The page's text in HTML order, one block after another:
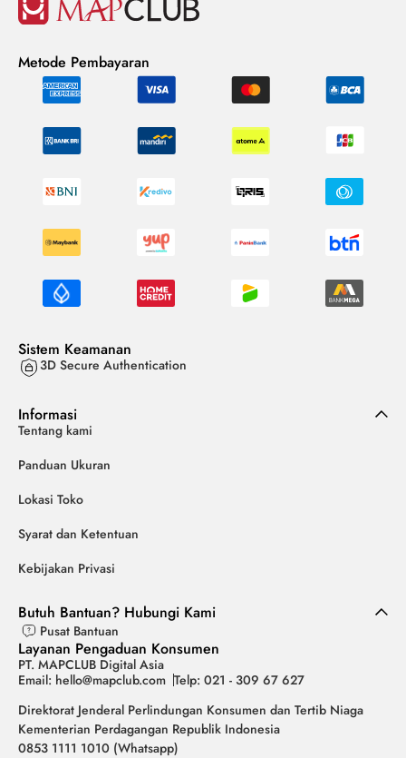
Metode Pembayaran
Sistem Keamanan
3D Secure Authentication
Informasi
Tentang kami
Panduan Ukuran
Lokasi Toko
Syarat dan Ketentuan
Kebijakan Privasi
Butuh Bantuan? Hubungi Kami
Pusat Bantuan
Layanan Pengaduan Konsumen
PT. MAPCLUB Digital Asia
Email: hello@mapclub.com Telp: 021 - 309 67 627
Direktorat Jenderal Perlindungan Konsumen dan Tertib Niaga
Kementerian Perdagangan Republik Indonesia
0853 1111 1010 (Whatsapp)